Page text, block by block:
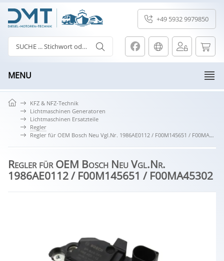
+49 5932 9979850
MENU
KFZ & NFZ-Technik
Lichtmaschinen Generatoren
Lichtmaschinen Ersatzteile
Regler
Regler für OEM Bosch Neu Vgl.Nr. 1986AE0112 / F00M145651 / F00MA45302
Regler für OEM Bosch Neu Vgl.Nr.
1986AE0112 / F00M145651 / F00MA45302